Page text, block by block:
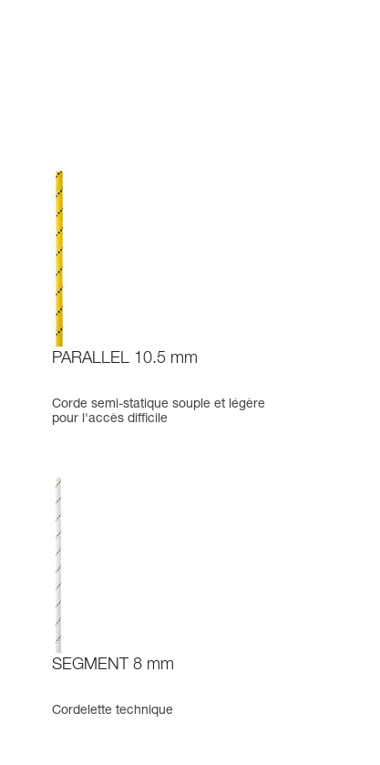
PARALLEL 10.5 mm
Corde semi-statique souple et légère
pour l'accès difficile
SEGMENT 8 mm
Cordelette technique